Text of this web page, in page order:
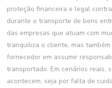
proteção financeira e legal
durante o transporte de bens
das empresas que atuam com
tranquiliza o cliente, mas
fornecedor em assumir
transportado. Em cenários reais,
acontecem, seja por falta de